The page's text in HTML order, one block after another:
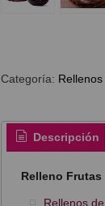
Categoría:
Descripción
Relleno
Rellenos